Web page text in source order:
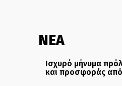
ΝΕΑ
Ισχυρό μήνυμα
και προσφοράς